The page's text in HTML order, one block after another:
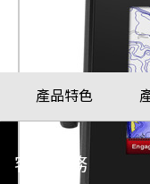
產品特色
客戶服務